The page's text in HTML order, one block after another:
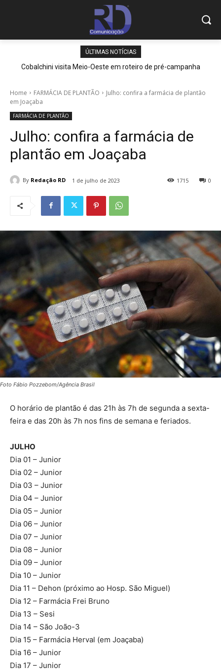
ÚLTIMAS NOTÍCIAS
Cobalchini visita Meio-Oeste em roteiro de pré-campanha
Home FARMÁCIA DE PLANTÃO
Julho: confira a farmácia de plantão
em Joaçaba
FARMÁCIA DE PLANTÃO
Julho: confira a farmácia de
plantão em Joaçaba
By Redação RD 1 de julho de 2023 0
1715
Foto Fábio Pozzebom/Agência Brasil
O horário de plantão é das 21h às 7h de segunda a sexta-
feira e das 20h às 7h nos fins de semana e feriados.
JULHO
Dia 01 – Junior
Dia 02 – Junior
Dia 03 – Junior
Dia 04 – Junior
Dia 05 – Junior
Dia 06 – Junior
Dia 07 – Junior
Dia 08 – Junior
Dia 09 – Junior
Dia 10 – Junior
Dia 11 – Dehon (próximo ao Hosp. São Miguel)
Dia 12 – Farmácia Frei Bruno
Dia 13 – Sesi
Dia 14 – São João-3
Dia 15 – Farmácia Herval (em Joaçaba)
Dia 16 – Junior
Dia 17 – Junior